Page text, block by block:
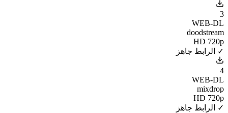
3
WEB-DL
doodstream
HD 720p
✓ الرابط جاهز
4
WEB-DL
mixdrop
HD 720p
✓ الرابط جاهز